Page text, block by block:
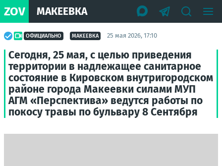
ZOV МАКЕЕВКА
ОФИЦИАЛЬНО МАКЕЕВКА 25 мая 2026, 17:10
Сегодня, 25 мая, с целью приведения
территории в надлежащее санитарное
состояние в Кировском внутригородском
районе города Макеевки силами МУП
АГМ «Перспектива» ведутся работы по
покосу травы по бульвару 8 Сентября